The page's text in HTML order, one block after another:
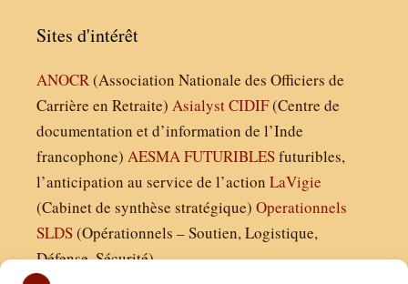
Sites d'intérêt
ANOCR(Association Nationale des Officiers de
Carrière en Retraite) AsialystCIDIF(Centre de
documentation et d’information de l’Inde
francophone) AESMAFUTURIBLESfuturibles,
l’anticipation au service de l’action LaVigie
(Cabinet de synthèse stratégique) Operationnels
SLDS(Opérationnels – Soutien, Logistique,
Défense, Sécurité)